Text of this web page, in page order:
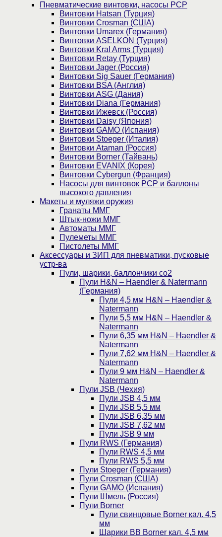
Пневматические винтовки, насосы PCP
Винтовки Hatsan (Турция)
Винтовки Crosman (США)
Винтовки Umarex (Германия)
Винтовки ASELKON (Турция)
Винтовки Kral Arms (Турция)
Винтовки Retay (Турция)
Винтовки Jager (Россия)
Винтовки Sig Sauer (Германия)
Винтовки BSA (Англия)
Винтовки ASG (Дания)
Винтовки Diana (Германия)
Винтовки Ижевск (Россия)
Винтовки Daisy (Япония)
Винтовки GAMO (Испания)
Винтовки Stoeger (Италия)
Винтовки Ataman (Россия)
Винтовки Borner (Тайвань)
Винтовки EVANIX (Корея)
Винтовки Cybergun (Франция)
Насосы для винтовок PCP и баллоны
высокого давления
Макеты и муляжи оружия
Гранаты ММГ
Штык-ножи ММГ
Автоматы ММГ
Пулеметы ММГ
Пистолеты ММГ
Аксессуары и ЗИП для пневматики, пусковые
устр-ва
Пули, шарики, баллончики со2
Пули H&N – Haendler & Natermann
(Германия)
Пули 4,5 мм H&N – Haendler &
Natermann
Пули 5,5 мм H&N – Haendler &
Natermann
Пули 6,35 мм H&N – Haendler &
Natermann
Пули 7,62 мм H&N – Haendler &
Natermann
Пули 9 мм H&N – Haendler &
Natermann
Пули JSB (Чехия)
Пули JSB 4,5 мм
Пули JSB 5,5 мм
Пули JSB 6,35 мм
Пули JSB 7,62 мм
Пули JSB 9 мм
Пули RWS (Германия)
Пули RWS 4,5 мм
Пули RWS 5,5 мм
Пули Stoeger (Германия)
Пули Crosman (США)
Пули GAMO (Испания)
Пули Шмель (Россия)
Пули Borner
Пули свинцовые Borner кал. 4,5
мм
Шарики BB Borner кал. 4,5 мм